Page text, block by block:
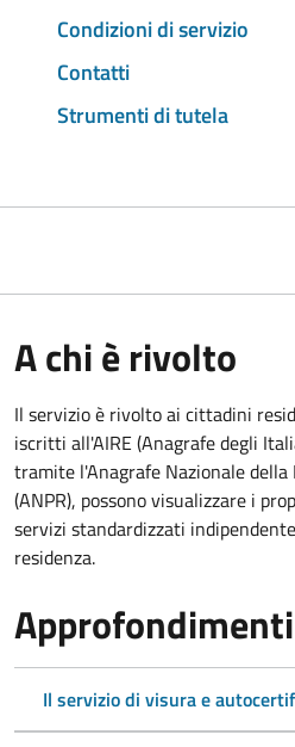
Condizioni di servizio
Contatti
Strumenti di tutela
A chi è rivolto
Il servizio è rivolto ai cittadini
iscritti all'AIRE (Anagrafe degli
tramite l'Anagrafe Nazionale della
(ANPR), possono visualizzare i
servizi standardizzati
residenza.
Approfondimenti
Il servizio di visura e